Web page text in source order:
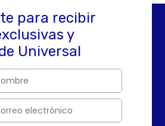
para recibir
y
Universal